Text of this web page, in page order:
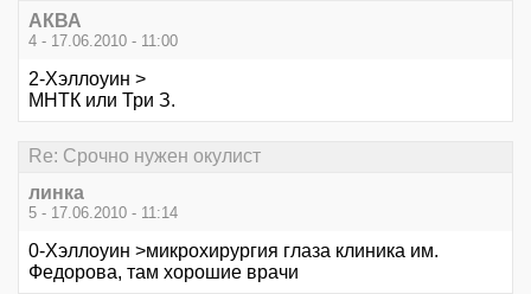
АКВА
4 - 17.06.2010 - 11:00
2-Хэллоуин >
МНТК или Три З.
Re: Срочно нужен окулист
линка
5 - 17.06.2010 - 11:14
0-Хэллоуин >микрохирургия глаза клиника им.
Федорова, там хорошие врачи